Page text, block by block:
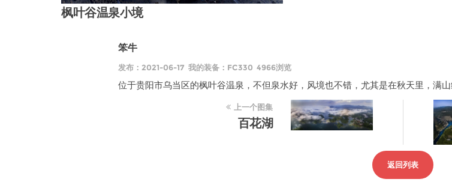
枫叶谷温泉小境
笨牛
发布：2021-06-17 我的装备：FC330 4966浏览
位于贵阳市乌当区的枫叶谷温泉，不但泉水好，风境也不错，尤其是在秋天里，满
上一个图集
百花湖
返回列表